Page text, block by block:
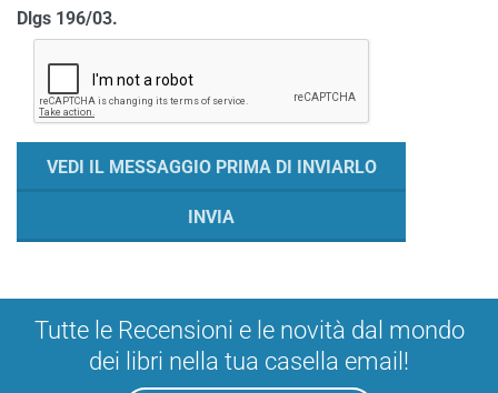
Dlgs 196/03.
Tutte le Recensioni e le novità dal mondo
dei libri nella tua casella email!